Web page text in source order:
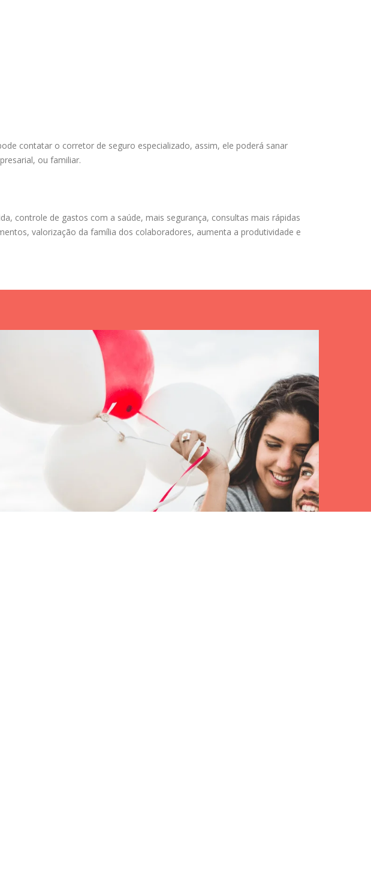
contatar o corretor de seguro especializado, assim, ele poderá sanar
ou familiar.
controle de gastos com a saúde, mais segurança, consultas mais rápidas
valorização da família dos colaboradores, aumenta a produtividade e